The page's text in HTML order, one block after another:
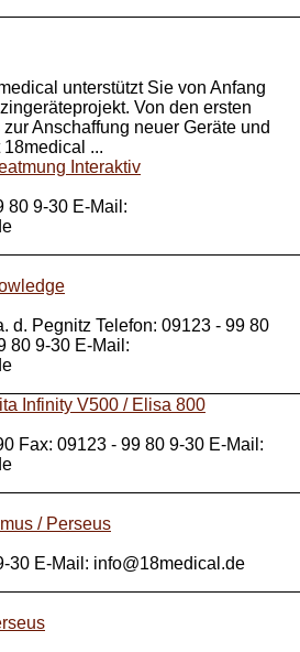
unterstützt Sie von Anfang
Von den ersten
Anschaffung neuer Geräte und
...
Interaktiv
80 9-30 E-Mail:
d. Pegnitz Telefon: 09123 - 99 80
80 9-30 E-Mail:
Infinity V500 / Elisa 800
Fax: 09123 - 99 80 9-30 E-Mail:
/ Perseus
30 E-Mail: info@18medical .de